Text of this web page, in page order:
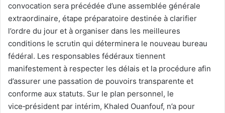
convocation sera précédée d’une assemblée générale
extraordinaire, étape préparatoire destinée à clarifier
l’ordre du jour et à organiser dans les meilleures
conditions le scrutin qui déterminera le nouveau bureau
fédéral. Les responsables fédéraux tiennent
manifestement à respecter les délais et la procédure afin
d’assurer une passation de pouvoirs transparente et
conforme aux statuts. Sur le plan personnel, le
vice‑président par intérim, Khaled Ouanfouf, n’a pour